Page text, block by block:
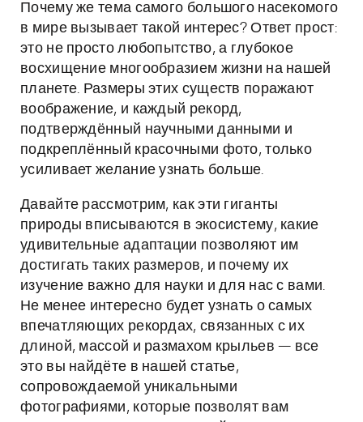
Почему же тема самого большого насекомого
в мире вызывает такой интерес? Ответ прост:
это не просто любопытство, а глубокое
восхищение многообразием жизни на нашей
планете. Размеры этих существ поражают
воображение, и каждый рекорд,
подтверждённый научными данными и
подкреплённый красочными фото, только
усиливает желание узнать больше.
Давайте рассмотрим, как эти гиганты
природы вписываются в экосистему, какие
удивительные адаптации позволяют им
достигать таких размеров, и почему их
изучение важно для науки и для нас с вами.
Не менее интересно будет узнать о самых
впечатляющих рекордах, связанных с их
длиной, массой и размахом крыльев — все
это вы найдёте в нашей статье,
сопровождаемой уникальными
фотографиями, которые позволят вам